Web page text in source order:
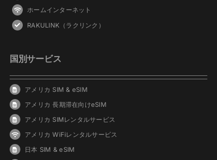
ホームインターネット
RAKULINK（ラクリンク）
国別サービス
アメリカ SIM & eSIM
アメリカ 長期滞在向けeSIM
アメリカ SIMレンタルサービス
アメリカ WiFiレンタルサービス
日本 SIM & eSIM